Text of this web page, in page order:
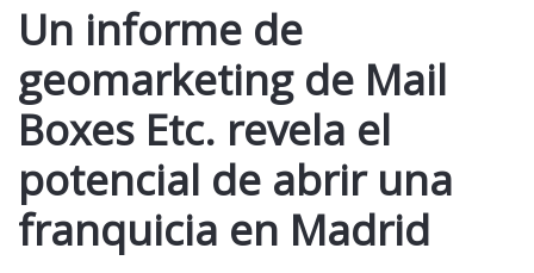
Un informe de
geomarketing de Mail
Boxes Etc. revela el
potencial de abrir una
franquicia en Madrid